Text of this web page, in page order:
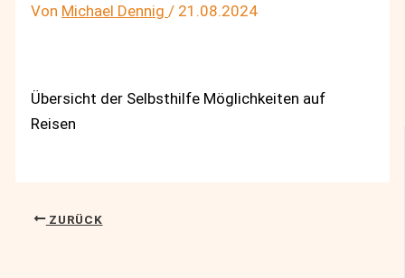
Von Michael Dennig/ 21.08.2024
Übersicht der Selbsthilfe Möglichkeiten auf
Reisen
ZURÜCK